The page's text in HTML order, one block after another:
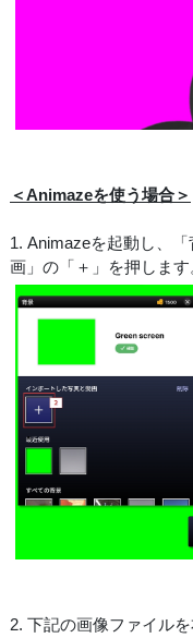
＜Animazeを使う場合＞
1. Animazeを起動し、
画」の「＋」を押します
2. 下記の画像ファイル